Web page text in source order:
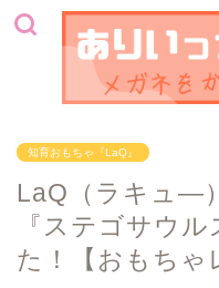
知育おもちゃ『LaQ』
LaQ（ラキュ―
『ステゴサウ
た！【おもちゃ